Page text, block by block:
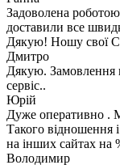
Задоволена
доставили все
Дякую! Ношу свої
Дмитро
Дякую. Замовлення
сервіс..
Юрій
Дуже оперативно .
Такого відношення
на інших сайтах на
Володимир